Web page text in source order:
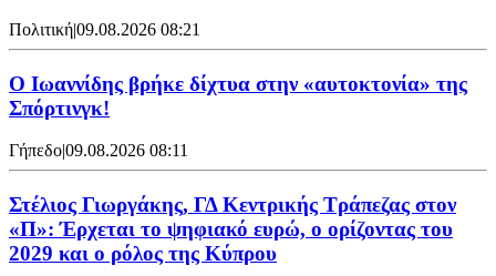
Πολιτική|09.08.2026 08:21
Ο Ιωαννίδης βρήκε δίχτυα στην «αυτοκτονία» της
Σπόρτινγκ!
Γήπεδο|09.08.2026 08:11
Στέλιος Γιωργάκης, ΓΔ Κεντρικής Τράπεζας στον
«Π»: Έρχεται το ψηφιακό ευρώ, ο ορίζοντας του
2029 και ο ρόλος της Κύπρου